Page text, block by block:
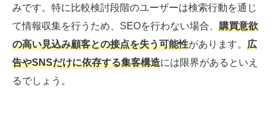
みです。特に比較検討段階のユーザーは検索行動を通じ
て情報収集を行うため、SEOを行わない場合、 購買意欲
の高い見込み顧客との接点を失う可能性があります。 広
告やSNSだけに依存する集客構造には限界があるといえ
るでしょう。